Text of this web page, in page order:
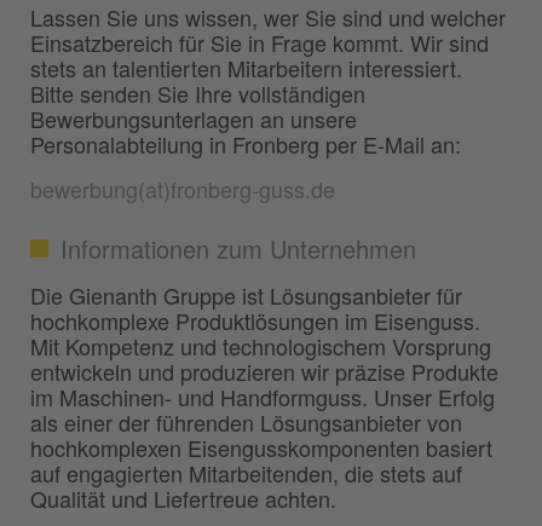
Lassen Sie uns wissen, wer Sie sind und welcher
Einsatzbereich für Sie in Frage kommt. Wir sind
stets an talentierten Mitarbeitern interessiert.
Bitte senden Sie Ihre vollständigen
Bewerbungsunterlagen an unsere
Personalabteilung in Fronberg per E-Mail an:
bewerbung(at)fronberg-guss.de
Informationen zum Unternehmen
Die Gienanth Gruppe ist Lösungsanbieter für
hochkomplexe Produktlösungen im Eisenguss.
Mit Kompetenz und technologischem Vorsprung
entwickeln und produzieren wir präzise Produkte
im Maschinen- und Handformguss. Unser Erfolg
als einer der führenden Lösungsanbieter von
hochkomplexen Eisengusskomponenten basiert
auf engagierten Mitarbeitenden, die stets auf
Qualität und Liefertreue achten.